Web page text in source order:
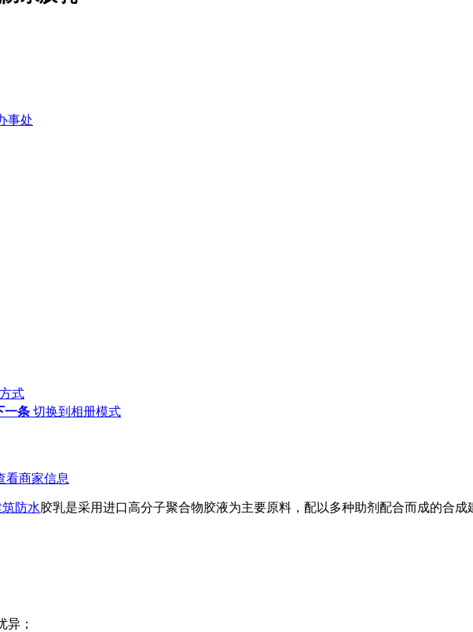
事处
式
一条 切换到相册模式
看商家信息
防水胶乳是采用进口高分子聚合物胶液为主要原料，配以多种助剂配合而成的合成
异；